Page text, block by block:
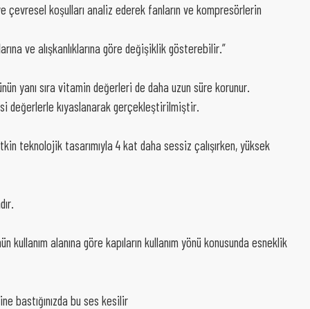
çevresel koşulları analiz ederek fanların ve kompresörlerin
ve alışkanlıklarına göre değişiklik gösterebilir.”
yanı sıra vitamin değerleri de daha uzun süre korunur.
değerlerle kıyaslanarak gerçekleştirilmiştir.
teknolojik tasarımıyla 4 kat daha sessiz çalışırken, yüksek
alanına göre kapıların kullanım yönü konusunda esneklik
bastığınızda bu ses kesilir